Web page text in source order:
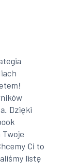
Dzięki
Ci to
listę